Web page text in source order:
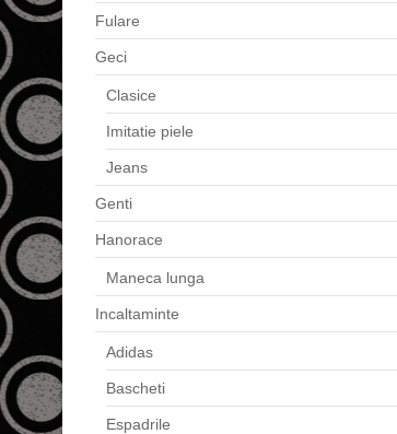
Fulare
Geci
Clasice
Imitatie piele
Jeans
Genti
Hanorace
Maneca lunga
Incaltaminte
Adidas
Bascheti
Espadrile